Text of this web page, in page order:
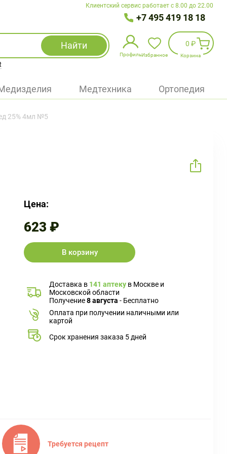
Клиентский сервис работает с 8.00 до 22.00
+7 495 419 18 18
Найти
Профиль
Избранное
Войти
Избранное
0 ₽
Корзина
Медтехника Ортопедия
25% 4мл №5
Цена:
623 ₽
В корзину
Доставка в 141 аптеку в Москве и
Московской области
Получение8 августа - Бесплатно
Оплата при получении наличными или
картой
Срок хранения заказа 5 дней
Требуется рецепт